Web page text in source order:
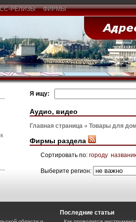
РЕЛИЗЫ ФИРМЫ
Я ищу:
Аудио, видео
Главная страница Товары для
Фирмы раздела
Сортировать по: городу
Выберите регион:
Последние статьи